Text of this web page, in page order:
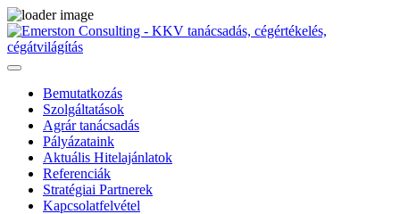
Bemutatkozás
Szolgáltatások
Agrár tanácsadás
Pályázataink
Aktuális Hitelajánlatok
Referenciák
Stratégiai Partnerek
Kapcsolatfelvétel